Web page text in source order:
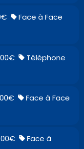
Face à Face
Téléphone
Face à Face
Face à